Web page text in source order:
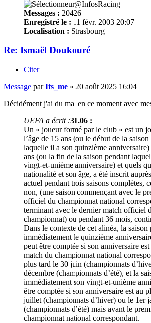
Messages : 20426
Enregistré le : 11 févr. 2003 20:07
Localisation : Strasbourg
Re: Ismaël Doukouré
Citer
Message parIts_me » 20 août 2025 16:04
Décidément j'ai du mal en ce moment avec
UEFA a écrit :31.06 :
Un « joueur formé par le club » est un
l’âge de 15 ans (ou le début de la saison
laquelle il a son quinzième anniversaire)
ans (ou la fin de la saison pendant
vingt-et-unième anniversaire) et quels
nationalité et son âge, a été inscrit
actuel pendant trois saisons complètes,
non, (une saison commençant avec le
officiel du championnat national
terminant avec le dernier match officiel
championnat) ou pendant 36 mois,
Dans le contexte de cet alinéa, la saison
immédiatement le quinzième
peut être comptée si son anniversaire
match du championnat national
plus tard le 30 juin (championnats
décembre (championnats d’été), et la
immédiatement son vingt-et-unième
être comptée si son anniversaire est au
juillet (championnats d’hiver) ou le 1er
(championnats d’été) mais avant le
championnat national correspondant.